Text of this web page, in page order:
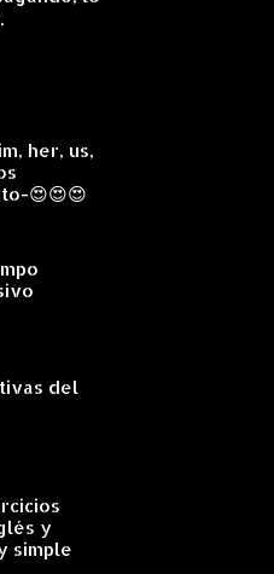
her, us,
😍😍😍
del
y
simple